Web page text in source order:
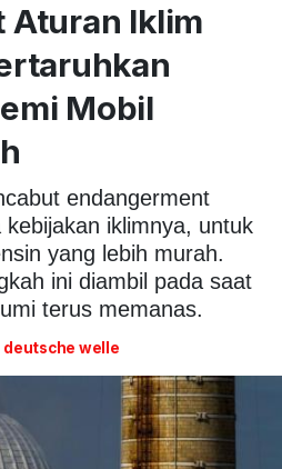
Aturan Iklim
Mobil
endangerment
iklimnya, untuk
yang lebih murah.
ini diambil pada saat
terus memanas.
deutsche welle